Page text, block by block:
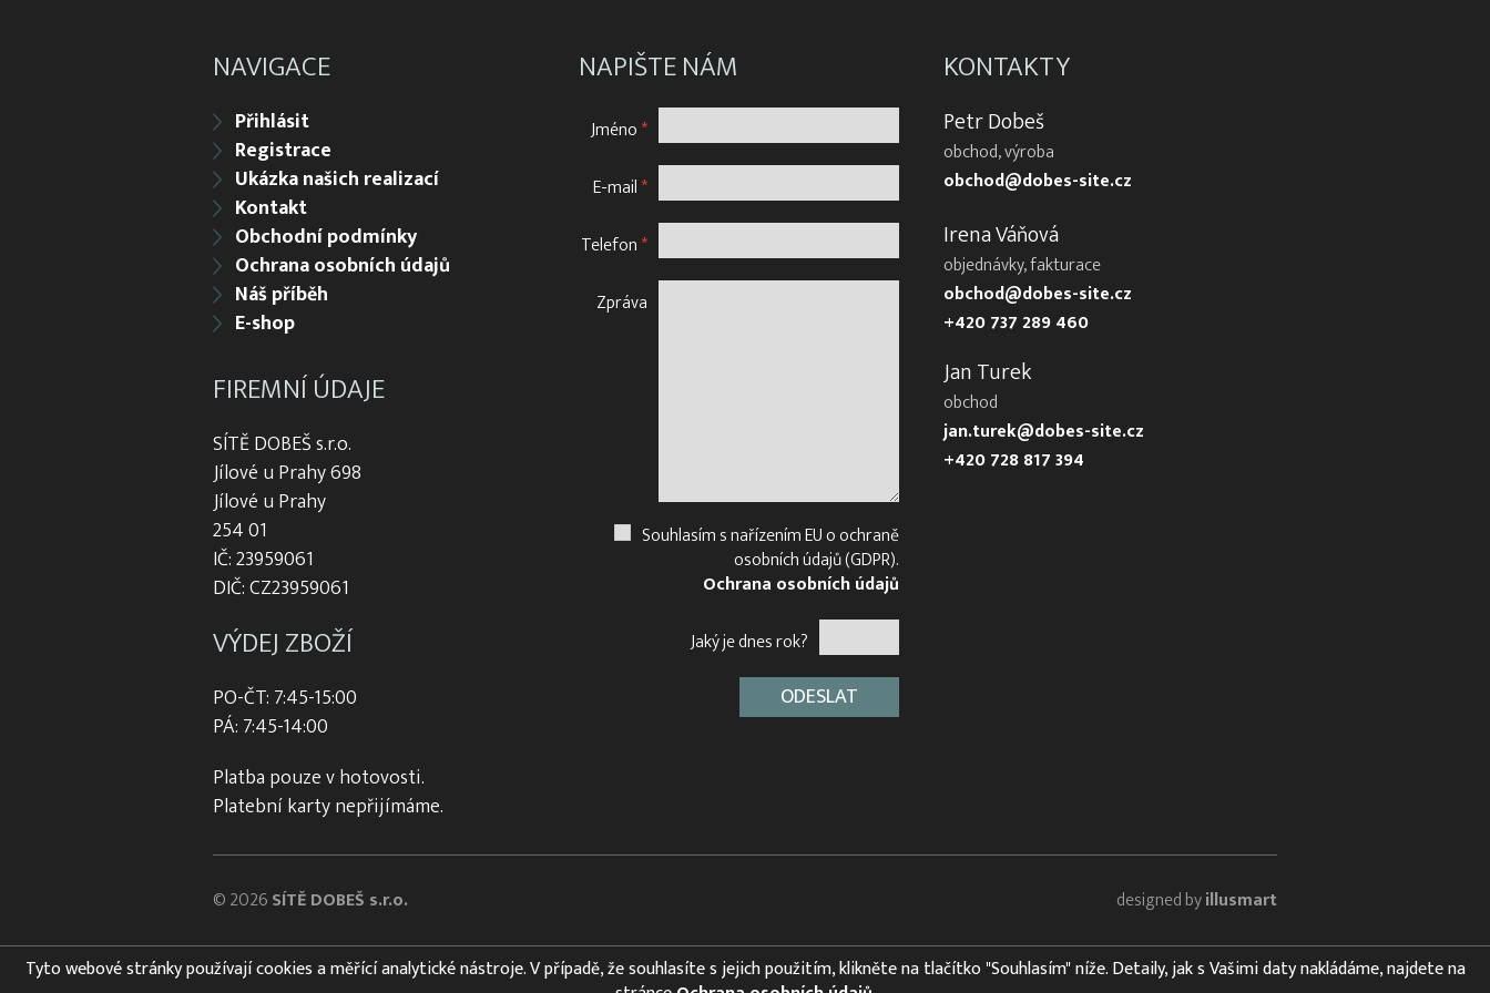
NAVIGACE
Přihlásit
Registrace
Ukázka našich realizací
Kontakt
Obchodní podmínky
Ochrana osobních údajů
Náš příběh
E-shop
FIREMNÍ ÚDAJE
SÍTĚ DOBEŠ s.r.o.
Jílové u Prahy 698
Jílové u Prahy
254 01
IČ: 23959061
DIČ: CZ23959061
VÝDEJ ZBOŽÍ
PO-ČT: 7:45-15:00
PÁ: 7:45-14:00
Platba pouze v hotovosti.
Platební karty nepřijímáme.
NAPIŠTE NÁM
Jméno*
E-mail*
Telefon*
Zpráva
Souhlasím s nařízením EU o ochraně
osobních údajů (GDPR).
Ochrana osobních údajů
Jaký je dnes rok?
KONTAKTY
Petr Dobeš
obchod, výroba
obchod@dobes-site.cz
Irena Váňová
objednávky, fakturace
obchod@dobes-site.cz
+420 737 289 460
Jan Turek
obchod
jan.turek@dobes-site.cz
+420 728 817 394
© 2026SÍTĚ DOBEŠ s.r.o. designed byillusmart
Tyto webové stránky používají cookies a měřící analytické nástroje. V případě, že souhlasíte s jejich použitím, klikněte na tlačítko "Souhlasím" níže. Detaily, jak s Vašimi daty nakládáme, najdete na